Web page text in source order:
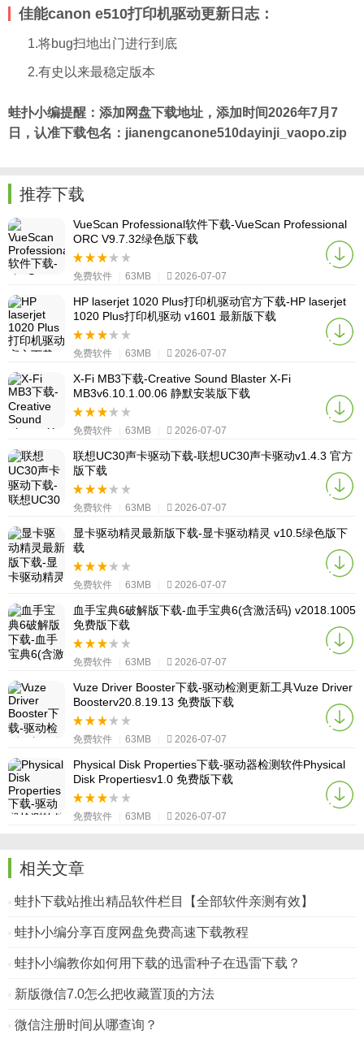
佳能canon e510打印机驱动更新 日志：
1.将bug扫地出门进行到底
2.有史以来最稳定版本
蛙扑小编提醒：添加网盘下载地址，添加时间2026年7月7
日，认准下载包名：jianengcanone510dayinji_vaopo.zip
推荐下载
VueScan Professional软件下载-VueScan Professional
ORC V9.7.32绿色版下载
免费软件 63MB 2026-07-07
HP laserjet 1020 Plus打印机驱动官方下载-HP laserjet
1020 Plus打印机驱动 v1601 最新版下载
免费软件 63MB 2026-07-07
X-Fi MB3下载-Creative Sound Blaster X-Fi
MB3v6.10.1.00.06 静默安装版下载
免费软件 63MB 2026-07-07
联想UC30声卡驱动下载-联想UC30声卡驱动v1.4.3 官方
版下载
免费软件 63MB 2026-07-07
显卡驱动精灵最新版下载-显卡驱动精灵 v10.5绿色版下
载
免费软件 63MB 2026-07-07
血手宝典6破解版下载-血手宝典6(含激活码) v2018.1005
免费版下载
免费软件 63MB 2026-07-07
Vuze Driver Booster下载-驱动检测更新工具Vuze Driver
Boosterv20.8.19.13 免费版下载
免费软件 63MB 2026-07-07
Physical Disk Properties下载-驱动器检测软件Physical
Disk Propertiesv1.0 免费版下载
免费软件 63MB 2026-07-07
相关文章
蛙扑下载站推出精品软件栏目【全部软件亲测有效】
蛙扑小编分享百度网盘免费高速下载教程
蛙扑小编教你如何用下载的迅雷种子在迅雷下载？
新版微信7.0怎么把收藏置顶的方法
微信注册时间从哪查询？